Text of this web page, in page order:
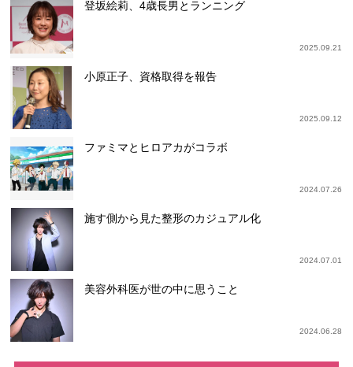
登坂絵莉、4歳長男とランニング
2025.09.21
小原正子、資格取得を報告
2025.09.12
ファミマとヒロアカがコラボ
2024.07.26
施す側から見た整形のカジュアル化
2024.07.01
美容外科医が世の中に思うこと
2024.06.28